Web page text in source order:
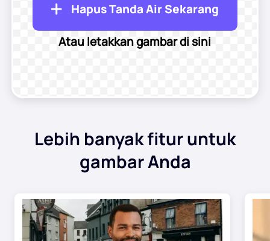
Gambar Pembersihan
Pulihkan Foto Lama
Alat E-dagang
Pewarnaan Ulang Pakaian
Penerjemah PDF
Jelajahi Semua Alat
Hapus Tanda Air Sekarang
Atau letakkan gambar di sini
Lebih banyak fitur untuk
gambar Anda